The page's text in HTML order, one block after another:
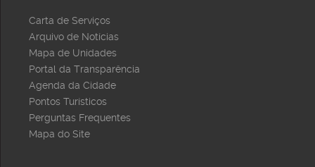
Carta de Serviços
Arquivo de Notícias
Mapa de Unidades
Portal da Transparência
Agenda da Cidade
Pontos Turísticos
Perguntas Frequentes
Mapa do Site